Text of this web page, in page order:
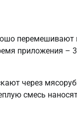
перемешивают
приложения –
через
смесь